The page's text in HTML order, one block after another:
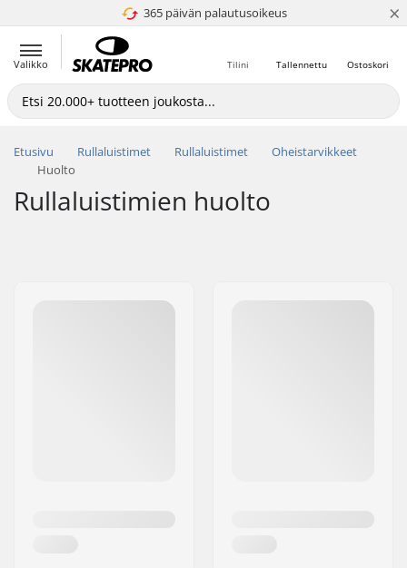
365 päivän palautusoikeus
4.8 / 5 ×
Valikko Ostoskori
Tallennettu
Tilini
Etusivu Rullaluistimet Rullaluistimet
Oheistarvikkeet
Huolto
Rullaluistimien huolto